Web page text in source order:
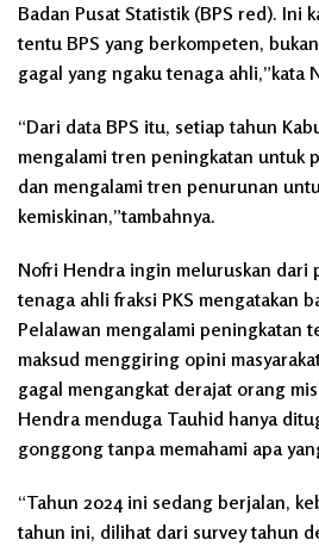
Badan Pusat Statistik (BPS red). Ini
tentu BPS yang berkompeten,
gagal yang ngaku tenaga ahli,”kata
“Dari data BPS itu, setiap tahun
mengalami tren peningkatan untuk
dan mengalami tren penurunan
kemiskinan,”tambahnya.
Nofri Hendra ingin meluruskan dari
tenaga ahli fraksi PKS mengatakan
Pelalawan mengalami peningkatan
maksud menggiring opini
gagal mengangkat derajat orang
Hendra menduga Tauhid hanya
gonggong tanpa memahami apa
“Tahun 2024 ini sedang berjalan,
tahun ini, dilihat dari survey tahun